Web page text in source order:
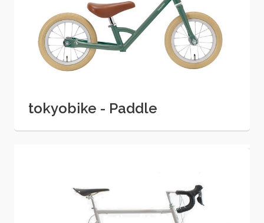
tokyobike - Paddle